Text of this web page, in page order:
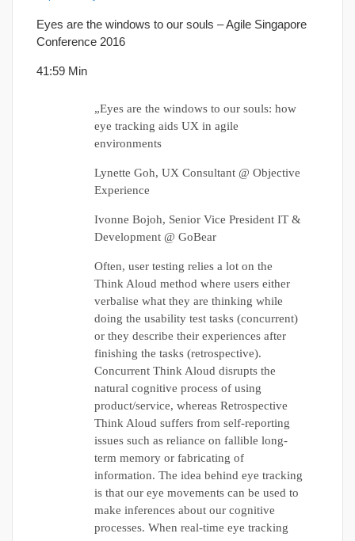
Eyes are the windows to our souls – Agile Singapore
Conference 2016
41:59 Min
„Eyes are the windows to our souls: how
eye tracking aids UX in agile
environments
Lynette Goh, UX Consultant @ Objective
Experience
Ivonne Bojoh, Senior Vice President IT &
Development @ GoBear
Often, user testing relies a lot on the
Think Aloud method where users either
verbalise what they are thinking while
doing the usability test tasks (concurrent)
or they describe their experiences after
finishing the tasks (retrospective).
Concurrent Think Aloud disrupts the
natural cognitive process of using
product/service, whereas Retrospective
Think Aloud suffers from self-reporting
issues such as reliance on fallible long-
term memory or fabricating of
information. The idea behind eye tracking
is that our eye movements can be used to
make inferences about our cognitive
processes. When real-time eye tracking